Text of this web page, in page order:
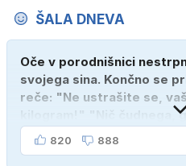
ŠALA DNEVA
Oče v porodnišnici
svojega sina. Končno se
reče: "Ne ustrašite se,
kilogram!" "Nič čudnega,
ženo poznava šele tri
820 888